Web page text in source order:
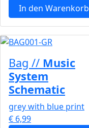
In den Warenkorb
Bag // Music
System
Schematic
grey with blue print
€ 6,99